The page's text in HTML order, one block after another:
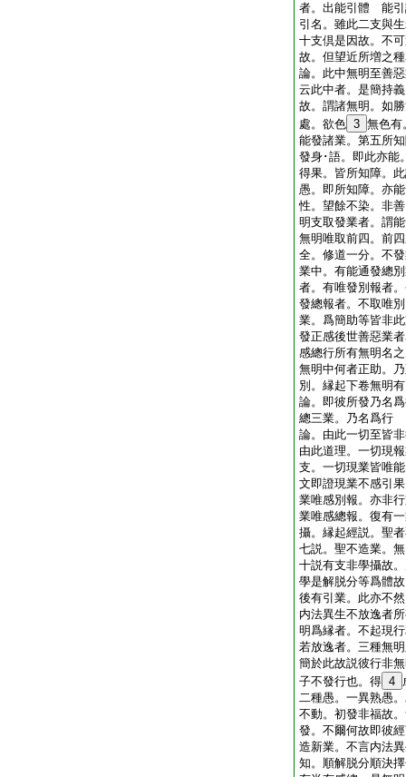
者。出能引體 能引
引名。雖此二支與
十支倶是因故。不
故。但望近所増之
論。此中無明至善
云此中者。是簡持
故。謂諸無明。如
處。欲色 3 無色有
能發諸業。第五所
發身･語。即此亦能
得果。皆所知障。
愚。即所知障。亦
性。望餘不染。非
明支取發業者。謂
無明唯取前四。前
全。修道一分。不
業中。有能通發總
者。有唯發別報者
發總報者。不取唯
業。爲簡助等皆非
發正感後世善惡業
感總行所有無明名
無明中何者正助。
別。縁起下卷無明
論。即彼所發乃名
總三業。乃名爲行
論。由此一切至皆
由此道理。一切現
支。一切現業皆唯
文即證現業不感引
業唯感別報。亦非
業唯感總報。復有
攝。縁起經説。聖
七説。聖不造業。
十説有支非學攝故
學是解脱分等爲體
後有引業。此亦不
内法異生不放逸者
明爲縁者。不起現
若放逸者。三種無
簡於此故説彼行非
子不發行也。得 4
二種愚。一異熟愚
不動。初發非福故
發。不爾何故即彼
造新業。不言内法
知。順解脱分順決